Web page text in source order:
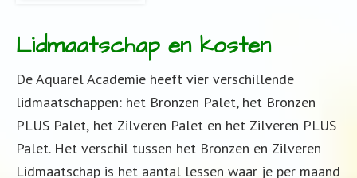
Lidmaatschap en kosten
De Aquarel Academie heeft vier verschillende
lidmaatschappen: het Bronzen Palet, het Bronzen
PLUS Palet, het Zilveren Palet en het Zilveren PLUS
Palet. Het verschil tussen het Bronzen en Zilveren
Lidmaatschap is het aantal lessen waar je per maand